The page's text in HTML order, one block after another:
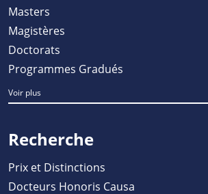
Masters
Magistères
Doctorats
Programmes Gradués
Voir plus
Recherche
Prix et Distinctions
Docteurs Honoris Causa